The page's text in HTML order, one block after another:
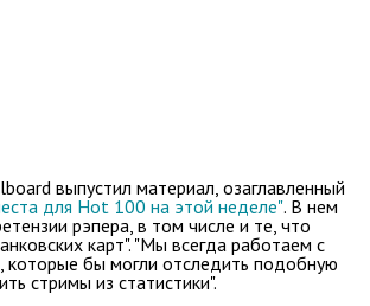
выпустил материал, озаглавленный
для Hot 100 на этой неделе". В нем
рэпера, в том числе и те, что
карт". "Мы всегда работаем с
которые бы могли отследить подобную
стримы из статистики".